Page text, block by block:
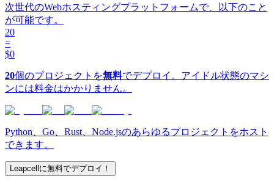
次世代のWebホスティングプラットフォームで、以下のこと
が可能です。
20
=
$0
20個のプロジェクトを無料でデプロイ。アイドル状態のマシ
ンには料金はかかりません。
Python、Go、Rust、Node.jsのあらゆるプロジェクトをホスト
できます。
Leapcellに無料でデプロイ！